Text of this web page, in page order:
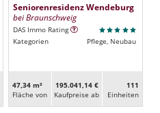
Seniorenresidenz Wendeburg
bei Braunschweig
DAS Immo Rating
Kategorien
Pflege, Neubau
47,34 m²
Fläche von
195.041,14 €
Kaufpreise ab
111
Ein­heiten